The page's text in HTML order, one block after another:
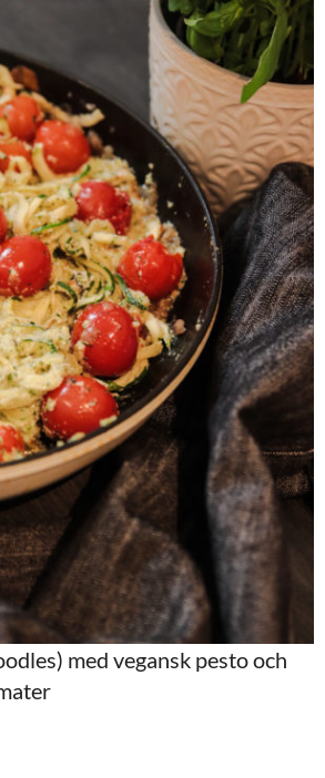
med vegansk pesto och